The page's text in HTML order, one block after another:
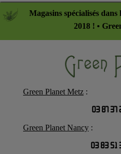
Magasins spécialisés
2018 ! •
Green Planet Metz :
03 87 37
Green Planet Nancy :
03 83 51